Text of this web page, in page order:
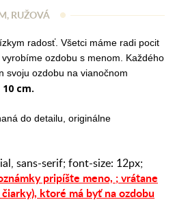
RUŽOVÁ
radosť. Všetci máme radi pocit
ozdobu s menom. Každého
svoju ozdobu na vianočnom
cm.
do detailu, originálne
sans-serif; font-size: 12px;
pripíšte meno, ;vrátane
ktoré má byť na ozdobu